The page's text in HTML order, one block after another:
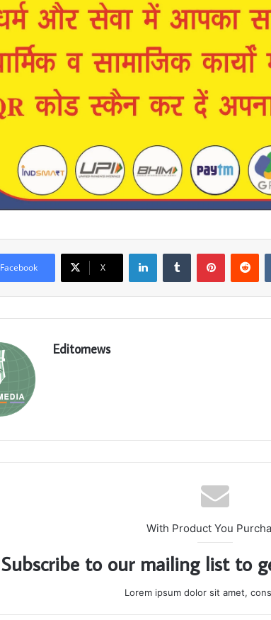
Facebook X
LinkedInTumblr Pinterest
Editornews
With Product You
Subscribe to our mailing list to
Lorem ipsum dolor sit amet,